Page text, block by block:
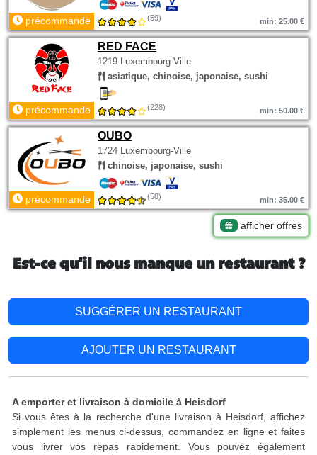
précommande (59) min: 25.00 €
RED FACE
1219 Luxembourg-Ville
asiatique, chinoise, japonaise, sushi
précommande (228) min: 50.00 €
OUBO
1724 Luxembourg-Ville
chinoise, japonaise, sushi
précommande (58) min: 35.00 €
afficher offres
Est-ce qu'il nous manque un restaurant ?
SUGGÉRER UN RESTAURANT
AJOUTER UN RESTAURANT
A emporter et livraison à domicile à Heisdorf
Si vous êtes à la recherche d'une livraison à Heisdorf, affichez
simplement les menus ci-dessus, commandez en ligne et faites
vous livrer vos repas rapidement. Vous pouvez également